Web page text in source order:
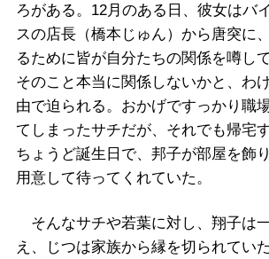
ろがある。12月のある日、彼女はバ
スの店長（橋本じゅん）から唐突に
るために皆が自分たちの関係を噂し
そのこと本当に関係しないかと、わ
由で迫られる。おかげですっかり職
てしまったサチだが、それでも帰宅
ちょうど誕生日で、邦子が部屋を飾
用意して待ってくれていた。
そんなサチや若葉に対し、翔子は
え、じつは家族から縁を切られてい